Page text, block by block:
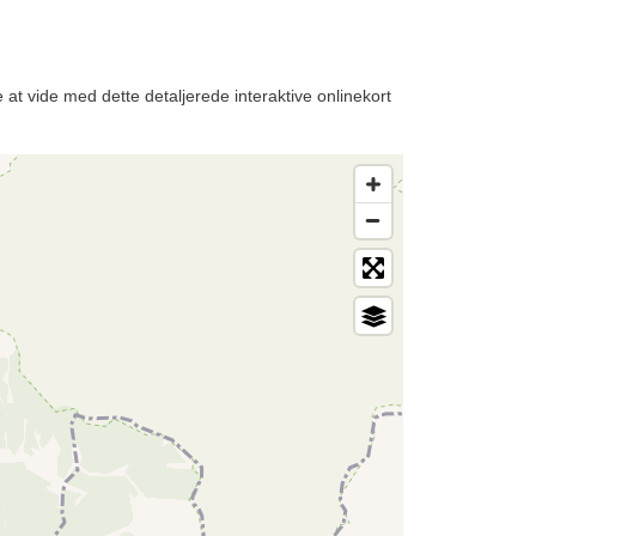
at vide med dette detaljerede interaktive onlinekort